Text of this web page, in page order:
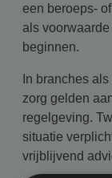
een beroeps-
als
beginnen.
In branches
zorg gelden
regelgeving.
situatie
vrijblijvend